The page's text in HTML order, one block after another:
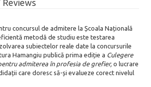
concursul de admitere la Școala Națională
metodă de studiu este testarea
subiectelor reale date la concursurile
Hamangiu publică prima ediție a Culegere
admiterea în profesia de grefier,o lucrare
care doresc să-și evalueze corect nivelul